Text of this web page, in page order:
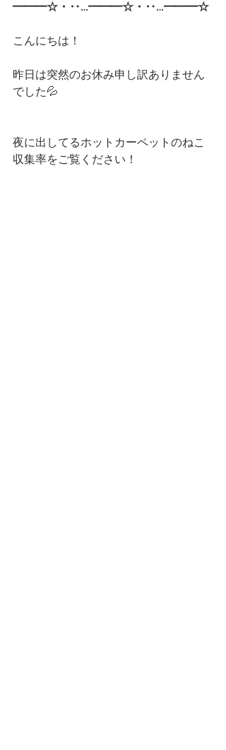
━━━☆・‥…━━━☆・‥…━━━☆
こんにちは！
昨日は突然のお休み申し訳ありません
でした💦
夜に出してるホットカーペットのねこ
収集率をご覧ください！